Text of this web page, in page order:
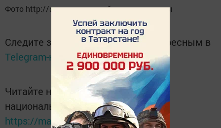
Фото http://army-news.ru сайтыннан алынды
Следите за самым важным и интересным в
Telegram-каналеТатмедиа
Читайте новости Татарстана в
национальном мессенджере MАХ:
https://max.ru/tatmedia